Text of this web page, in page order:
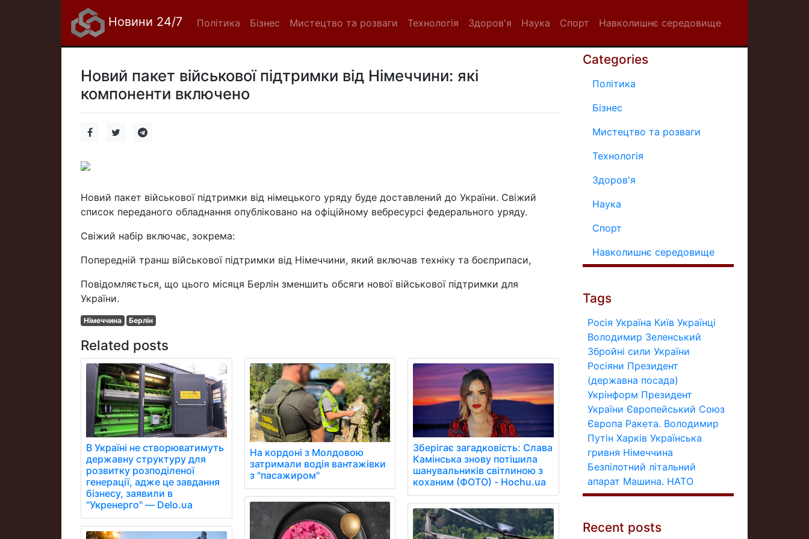
Новини 24/7 Політика Бізнес Мистецтво та розваги Технологія Здоров'я Наука Спорт Навколишнє середовище
Новий пакет військової підтримки від Німеччини: які
компоненти включено
Новий пакет військової підтримки від німецького уряду буде доставлений до України. Свіжий
список переданого обладнання опубліковано на офіційному вебресурсі федерального уряду.
Свіжий набір включає, зокрема:
Попередній транш військової підтримки від Німеччини, який включав техніку та боєприпаси,
Повідомляється, що цього місяця Берлін зменшить обсяги нової військової підтримки для
України.
Німеччина Берлін
Related posts
В Україні не створюватимуть
державну структуру для
розвитку розподіленої
генерації, адже це завдання
бізнесу, заявили в
"Укренерго" — Delo.ua
На кордоні з Молдовою
затримали водія вантажівки
з "пасажиром"
Зберігає загадковість: Слава
Камінська знову потішила
шанувальників світлиною з
коханим (ФОТО) - Hochu.ua
Categories
Політика
Бізнес
Мистецтво та розваги
Технологія
Здоров'я
Наука
Спорт
Навколишнє середовище
Tags
Росія Україна Київ Українці
Володимир Зеленський
Збройні сили України
Росіяни Президент
(державна посада)
Укрінформ Президент
України Європейський Союз
Європа Ракета. Володимир
Путін Харків Українська
гривня Німеччина
Безпілотний літальний
апарат Машина. НАТО
Recent posts